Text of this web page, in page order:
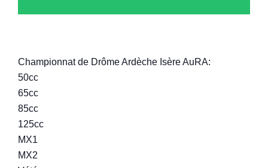
Championnat de Drôme Ardèche Isère AuRA:
50cc
65cc
85cc
125cc
MX1
MX2